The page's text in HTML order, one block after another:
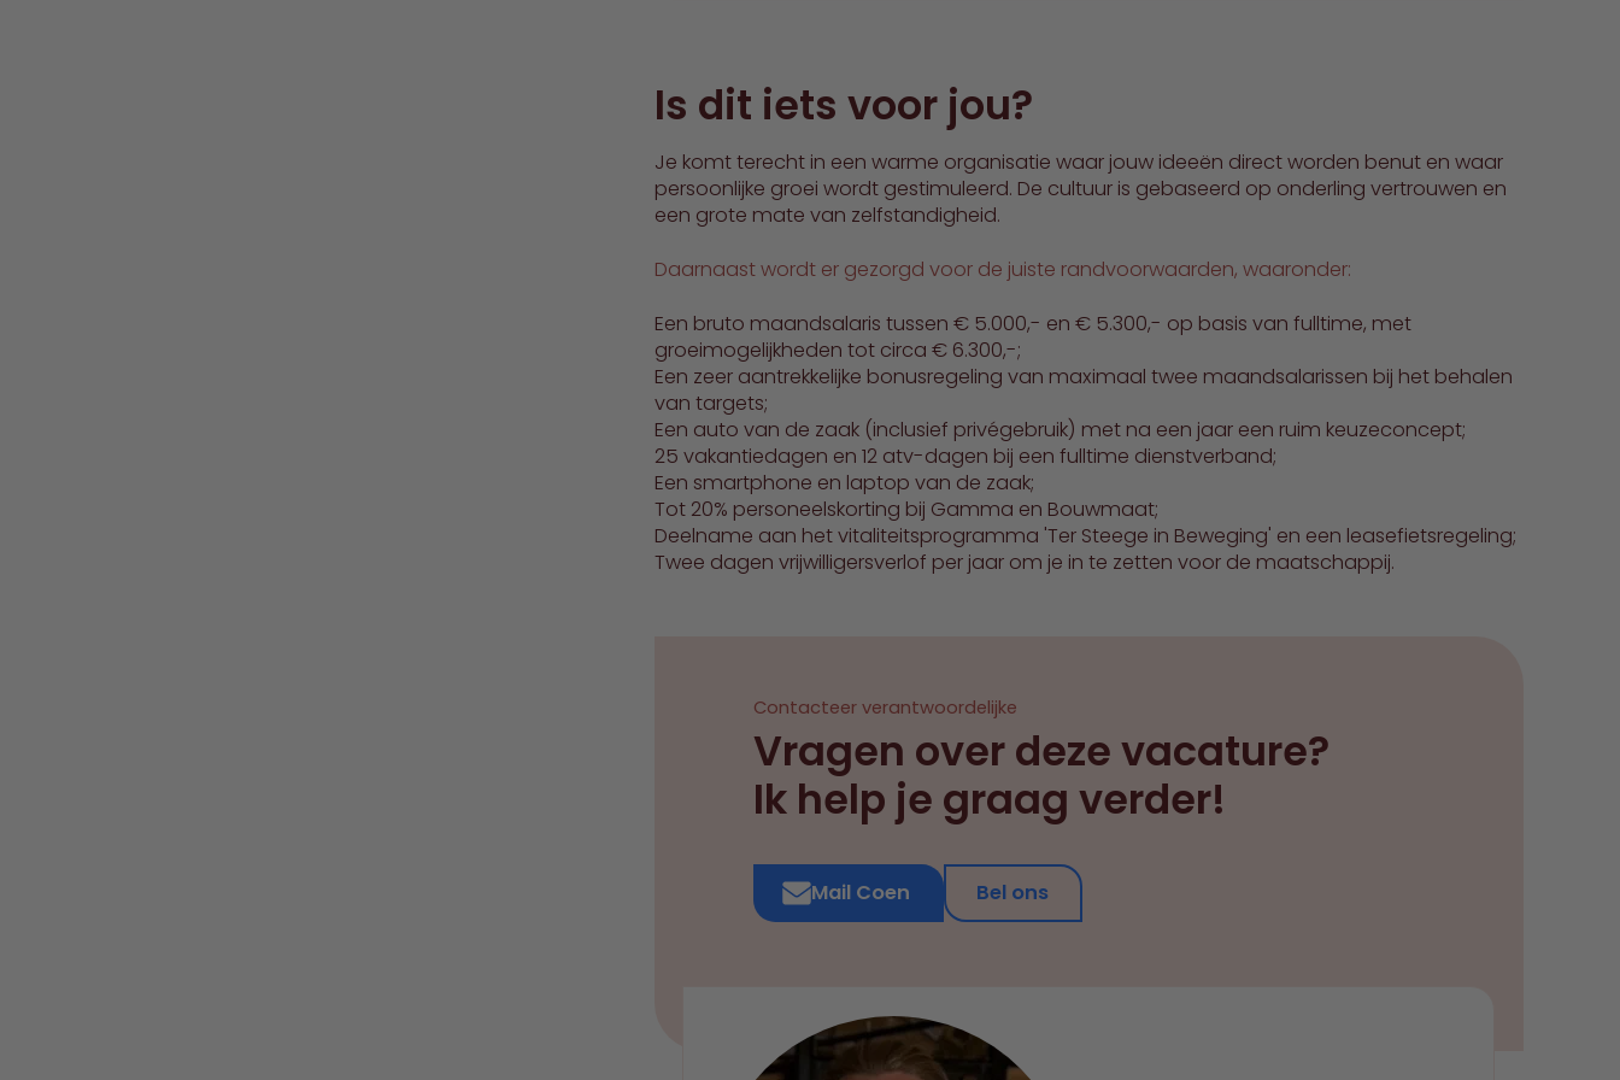
Is dit iets voor jou?
Je komt terecht in een warme organisatie waar jouw ideeën direct worden benut en waar
persoonlijke groei wordt gestimuleerd. De cultuur is gebaseerd op onderling vertrouwen en
een grote mate van zelfstandigheid.
Daarnaast wordt er gezorgd voor de juiste randvoorwaarden, waaronder:
Een bruto maandsalaris tussen € 5.000,- en € 5.300,- op basis van fulltime, met
groeimogelijkheden tot circa € 6.300,-;
Een zeer aantrekkelijke bonusregeling van maximaal twee maandsalarissen bij het behalen
van targets;
Een auto van de zaak (inclusief privégebruik) met na een jaar een ruim keuzeconcept;
25 vakantiedagen en 12 atv-dagen bij een fulltime dienstverband;
Een smartphone en laptop van de zaak;
Tot 20% personeelskorting bij Gamma en Bouwmaat;
Deelname aan het vitaliteitsprogramma 'Ter Steege in Beweging' en een leasefietsregeling;
Twee dagen vrijwilligersverlof per jaar om je in te zetten voor de maatschappij.
Contacteer verantwoordelijke
Vragen over deze vacature?
Ik help je graag verder!
Mail Coen Bel ons